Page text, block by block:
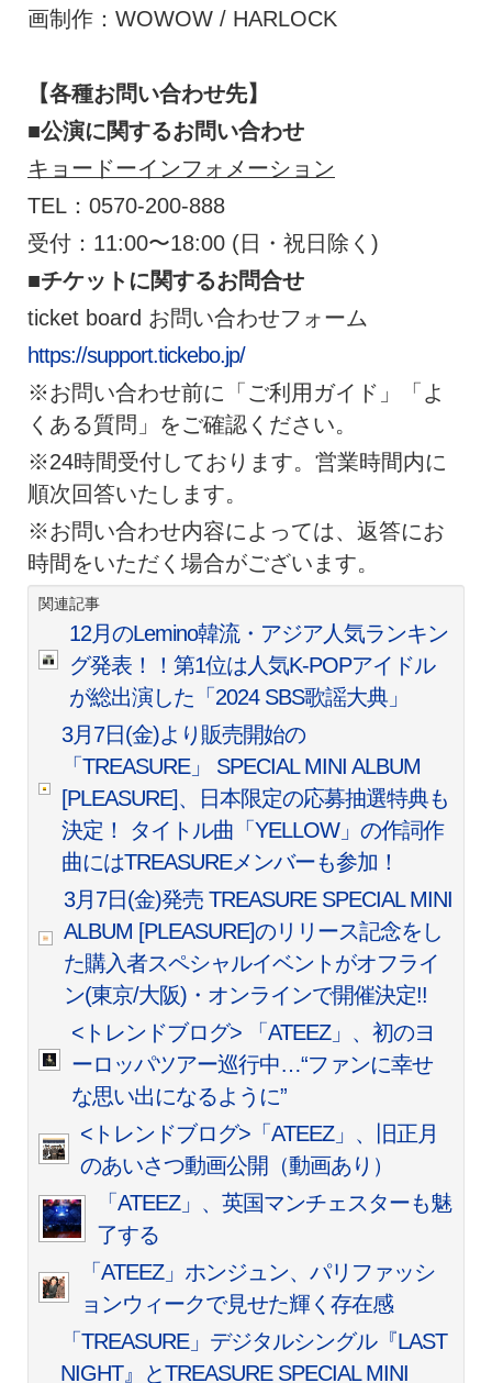
画制作：WOWOW / HARLOCK
【各種お問い合わせ先】
■公演に関するお問い合わせ
キョードーインフォメーション
TEL：0570-200-888
受付：11:00〜18:00 (日・祝日除く)
■チケットに関するお問合せ
ticket board お問い合わせフォーム
https://support.tickebo.jp/
※お問い合わせ前に「ご利用ガイド」「よ
くある質問」をご確認ください。
※24時間受付しております。営業時間内に
順次回答いたします。
※お問い合わせ内容によっては、返答にお
時間をいただく場合がございます。
関連記事
12月のLemino韓流・アジア人気ランキン
グ発表！！第1位は人気K-POPアイドル
が総出演した「2024 SBS歌謡大典」
3月7日(金)より販売開始の
「TREASURE」 SPECIAL MINI ALBUM
[PLEASURE]、日本限定の応募抽選特典も
決定！ タイトル曲「YELLOW」の作詞作
曲にはTREASUREメンバーも参加！
3月7日(金)発売 TREASURE SPECIAL MINI
ALBUM [PLEASURE]のリリース記念をし
た購入者スペシャルイベントがオフライ
ン(東京/大阪)・オンラインで開催決定!!
<トレンドブログ> 「ATEEZ」、初のヨ
ーロッパツアー巡行中…“ファンに幸せ
な思い出になるように”
<トレンドブログ>「ATEEZ」、旧正月
のあいさつ動画公開（動画あり）
「ATEEZ」、英国マンチェスターも魅
了する
「ATEEZ」ホンジュン、パリファッシ
ョンウィークで見せた輝く存在感
「TREASURE」デジタルシングル『LAST
NIGHT』とTREASURE SPECIAL MINI